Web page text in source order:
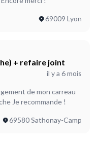
69009 Lyon
+ refaire joint
il y a 6 mois
de mon carreau
Je recommande !
69580 Sathonay-Camp